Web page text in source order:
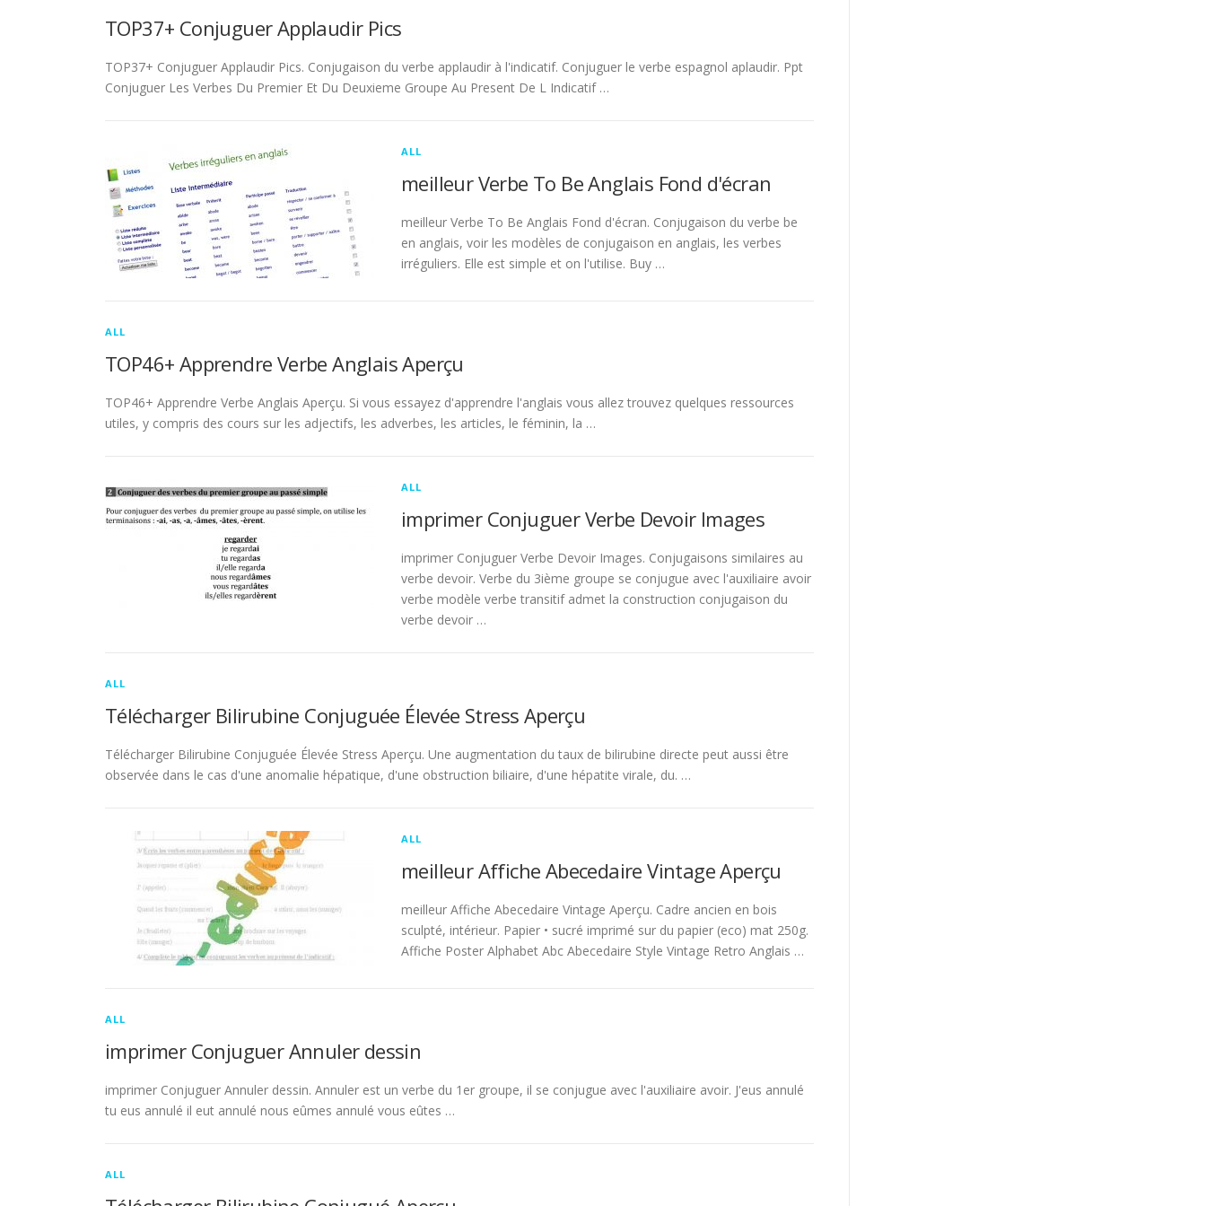
TOP37+ Conjuguer Applaudir Pics
TOP37+ Conjuguer Applaudir Pics. Conjugaison du verbe applaudir à l'indicatif. Conjuguer le verbe espagnol aplaudir. Ppt
Conjuguer Les Verbes Du Premier Et Du Deuxieme Groupe Au Present De L Indicatif …
ALL
meilleur Verbe To Be Anglais Fond d'écran
meilleur Verbe To Be Anglais Fond d'écran. Conjugaison du verbe be
en anglais, voir les modèles de conjugaison en anglais, les verbes
irréguliers. Elle est simple et on l'utilise. Buy …
ALL
TOP46+ Apprendre Verbe Anglais Aperçu
TOP46+ Apprendre Verbe Anglais Aperçu. Si vous essayez d'apprendre l'anglais vous allez trouvez quelques ressources
utiles, y compris des cours sur les adjectifs, les adverbes, les articles, le féminin, la …
ALL
imprimer Conjuguer Verbe Devoir Images
imprimer Conjuguer Verbe Devoir Images. Conjugaisons similaires au
verbe devoir. Verbe du 3ième groupe se conjugue avec l'auxiliaire avoir
verbe modèle verbe transitif admet la construction conjugaison du
verbe devoir …
ALL
Télécharger Bilirubine Conjuguée Élevée Stress Aperçu
Télécharger Bilirubine Conjuguée Élevée Stress Aperçu. Une augmentation du taux de bilirubine directe peut aussi être
observée dans le cas d'une anomalie hépatique, d'une obstruction biliaire, d'une hépatite virale, du. …
ALL
meilleur Affiche Abecedaire Vintage Aperçu
meilleur Affiche Abecedaire Vintage Aperçu. Cadre ancien en bois
sculpté, intérieur. Papier • sucré imprimé sur du papier (eco) mat 250g.
Affiche Poster Alphabet Abc Abecedaire Style Vintage Retro Anglais …
ALL
imprimer Conjuguer Annuler dessin
imprimer Conjuguer Annuler dessin. Annuler est un verbe du 1er groupe, il se conjugue avec l'auxiliaire avoir. J'eus annulé
tu eus annulé il eut annulé nous eûmes annulé vous eûtes …
ALL